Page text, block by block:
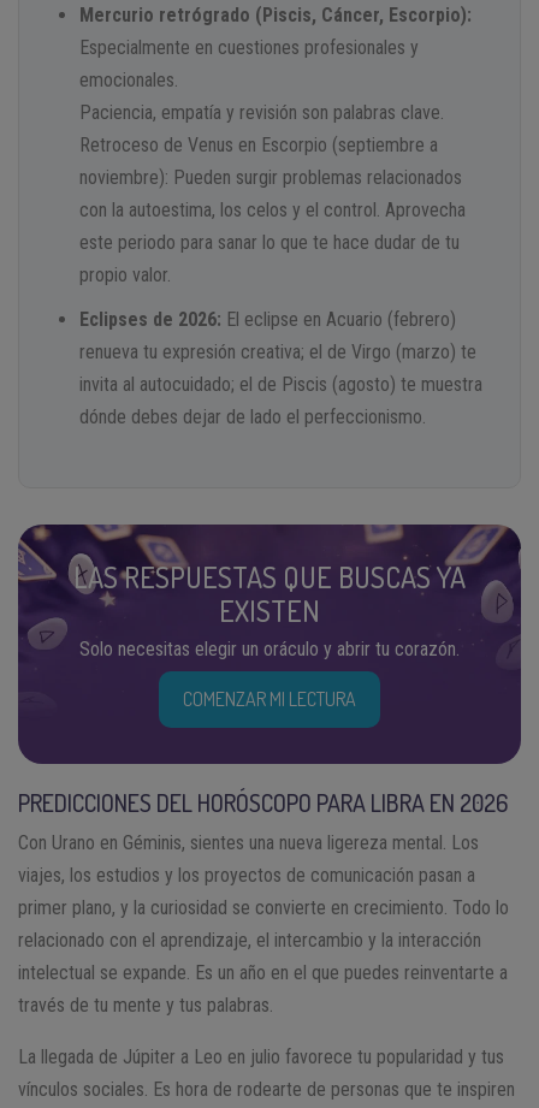
Mercurio retrógrado (Piscis, Cáncer, Escorpio):
Especialmente en cuestiones profesionales y
emocionales.
Paciencia, empatía y revisión son palabras clave.
Retroceso de Venus en Escorpio (septiembre a
noviembre): Pueden surgir problemas relacionados
con la autoestima, los celos y el control. Aprovecha
este periodo para sanar lo que te hace dudar de tu
propio valor.
Eclipses de 2026: El eclipse en Acuario (febrero)
renueva tu expresión creativa; el de Virgo (marzo) te
invita al autocuidado; el de Piscis (agosto) te muestra
dónde debes dejar de lado el perfeccionismo.
LAS RESPUESTAS QUE BUSCAS YA
EXISTEN
Solo necesitas elegir un oráculo y abrir tu corazón.
COMENZAR MI LECTURA
PREDICCIONES DEL HORÓSCOPO PARA LIBRA EN 2026
Con Urano en Géminis, sientes una nueva ligereza mental. Los
viajes, los estudios y los proyectos de comunicación pasan a
primer plano, y la curiosidad se convierte en crecimiento. Todo lo
relacionado con el aprendizaje, el intercambio y la interacción
intelectual se expande. Es un año en el que puedes reinventarte a
través de tu mente y tus palabras.
La llegada de Júpiter a Leo en julio favorece tu popularidad y tus
vínculos sociales. Es hora de rodearte de personas que te inspiren